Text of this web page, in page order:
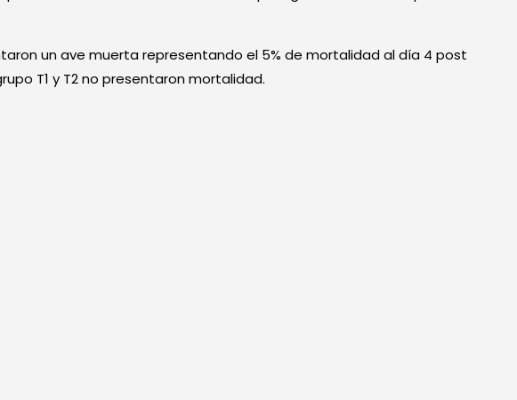
un ave muerta representando el 5% de mortalidad al día 4 post
T1 y T2 no presentaron mortalidad.